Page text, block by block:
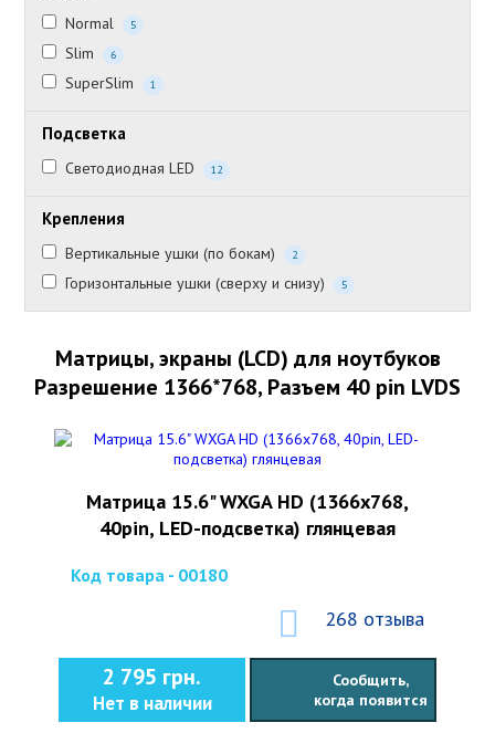
Normal 5
Slim 6
SuperSlim 1
Подсветка
Светодиодная LED 12
Крепления
Вертикальные ушки (по бокам) 2
Горизонтальные ушки (сверху и снизу) 5
Матрицы, экраны (LCD) для ноутбуков
Разрешение 1366*768, Разъем 40 pin LVDS
Матрица 15.6" WXGA HD (1366x768,
40pin, LED-подсветка) глянцевая
Код товара - 00180
268 отзыва
2 795 грн.
Нет в наличии
Сообщить,
когда появится